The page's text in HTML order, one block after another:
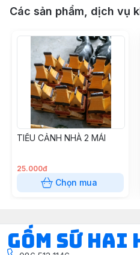
Các sản phẩm, dịch vụ
TIỂU CẢNH NHÀ 2 MÁI
25.000đ
Chọn mua
Gốm Sứ Hai